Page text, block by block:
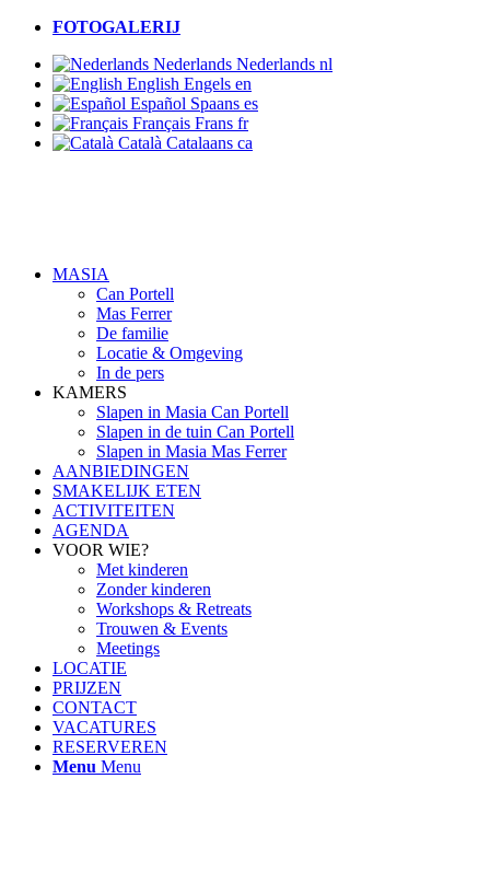
FOTOGALERIJ
Nederlands Nederlands nl
English Engels en
Español Spaans es
Français Frans fr
Català Catalaans ca
MASIA
Can Portell
Mas Ferrer
De familie
Locatie & Omgeving
In de pers
KAMERS
Slapen in Masia Can Portell
Slapen in de tuin Can Portell
Slapen in Masia Mas Ferrer
AANBIEDINGEN
SMAKELIJK ETEN
ACTIVITEITEN
AGENDA
VOOR WIE?
Met kinderen
Zonder kinderen
Workshops & Retreats
Trouwen & Events
Meetings
LOCATIE
PRIJZEN
CONTACT
VACATURES
RESERVEREN
Menu Menu